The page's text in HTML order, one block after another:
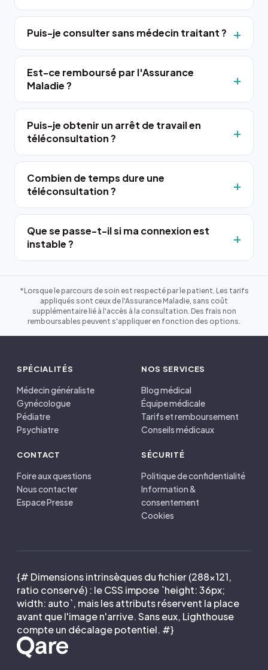
Puis-je consulter sans médecin traitant ?
Est-ce remboursé par l'Assurance
Maladie ?
Puis-je obtenir un arrêt de travail en
téléconsultation ?
Combien de temps dure une
téléconsultation ?
Que se passe-t-il si ma connexion est
instable ?
*Lorsque le parcours de soin est respecté par le patient. Les tarifs
appliqués sont ceux de l'Assurance Maladie, sans coût
supplémentaire lié à l'accès à la consultation. Des frais non
remboursables peuvent s'appliquer en fonction des options.
SPÉCIALITÉS
Médecin généraliste
Gynécologue
Pédiatre
Psychiatre
NOS SERVICES
Blog médical
Équipe médicale
Tarifs et remboursement
Conseils médicaux
CONTACT
Foire aux questions
Nous contacter
Espace Presse
SÉCURITÉ
Politique de confidentialité
Information &
consentement
Cookies
{# Dimensions intrinsèques du fichier (288×121,
ratio conservé) : le CSS impose `height: 36px;
width: auto`, mais les attributs réservent la place
avant que l'image n'arrive. Sans eux, Lighthouse
compte un décalage potentiel. #}